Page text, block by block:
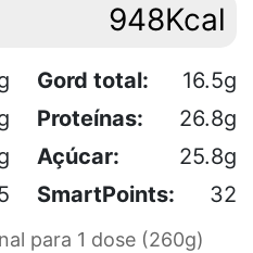
948Kcal
Gord total:
16.5g
Proteínas:
26.8g
Açúcar:
25.8g
SmartPoints: 32
para 1 dose (260g)